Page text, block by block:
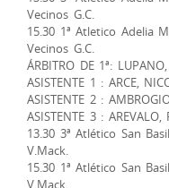
Vecinos G.C.
15.30 1ª Atletico Adelia
Vecinos G.C.
ÁRBITRO DE 1ª:
ASISTENTE 1 : ARCE,
ASISTENTE 2 :
ASISTENTE 3 : AREVALO,
13.30 3ª Atlético San
V.Mack.
15.30 1ª Atlético San
V.Mack.